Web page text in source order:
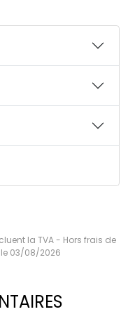
la TVA - Hors frais de
03/08/2026